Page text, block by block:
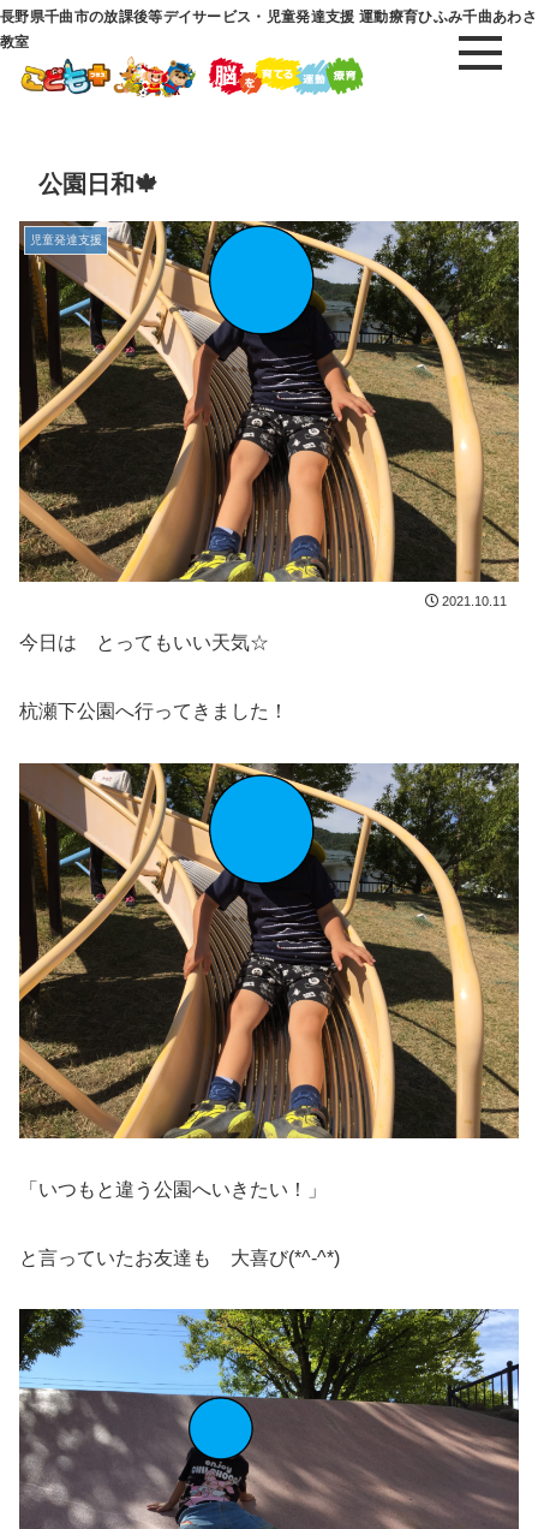
長野県千曲市の放課後等デイサービス・児童発達支援 運動療育ひふみ千曲あわさ
教室
公園日和🍁
児童発達支援
2021.10.11
今日は とってもいい天気☆
杭瀬下公園へ行ってきました！
「いつもと違う公園へいきたい！」
と言っていたお友達も 大喜び(*^-^*)